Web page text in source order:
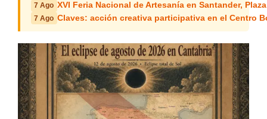
7 Ago XVI Feria Nacional de Artesanía en Santander,
7 Ago Claves: acción creativa participativa en el Centro